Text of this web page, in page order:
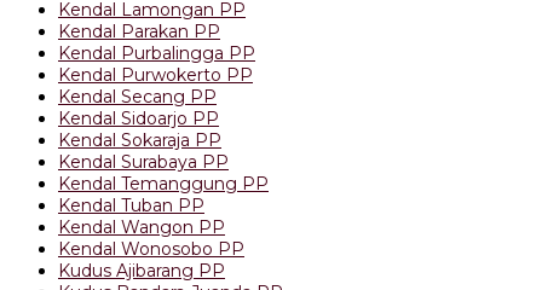
Kendal Lamongan PP
Kendal Parakan PP
Kendal Purbalingga PP
Kendal Purwokerto PP
Kendal Secang PP
Kendal Sidoarjo PP
Kendal Sokaraja PP
Kendal Surabaya PP
Kendal Temanggung PP
Kendal Tuban PP
Kendal Wangon PP
Kendal Wonosobo PP
Kudus Ajibarang PP